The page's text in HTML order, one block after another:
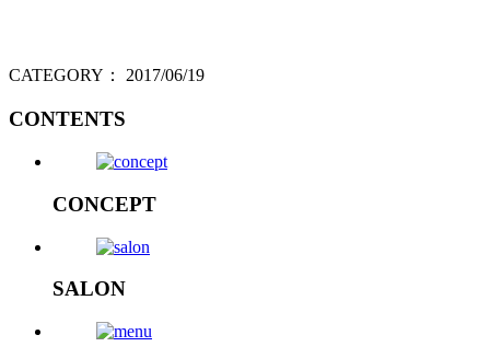
CATEGORY： 2017/06/19
CONTENTS
CONCEPT
SALON